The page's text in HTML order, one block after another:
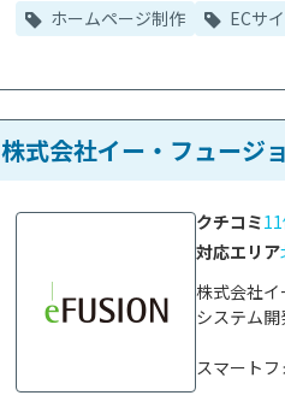
ホームページ制作 ECサ
株式会社イー・フュージ
株式会社
システム開
スマート
クチコミ
対応エリア